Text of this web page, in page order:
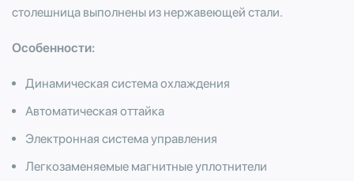
столешница выполнены из нержавеющей стали.
Особенности:
Динамическая система охлаждения
Автоматическая оттайка
Электронная система управления
Легкозаменяемые магнитные уплотнители